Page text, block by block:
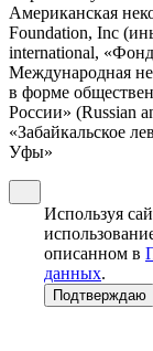
Американская
Foundation, Inc
international,
Международная
в форме
России» (Russian
«Забайкальское
Уфы»
Используя
описанном в
данных.
Подтверждаю